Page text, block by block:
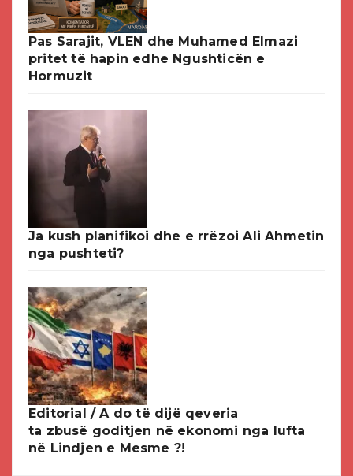
Pas Sarajit, VLEN dhe Muhamed Elmazi
pritet të hapin edhe Ngushticën e
Hormuzit
Ja kush planifikoi dhe e rrëzoi Ali Ahmetin
nga pushteti?
Editorial / A do të dijë qeveria
ta zbusë goditjen në ekonomi nga lufta
në Lindjen e Mesme ?!